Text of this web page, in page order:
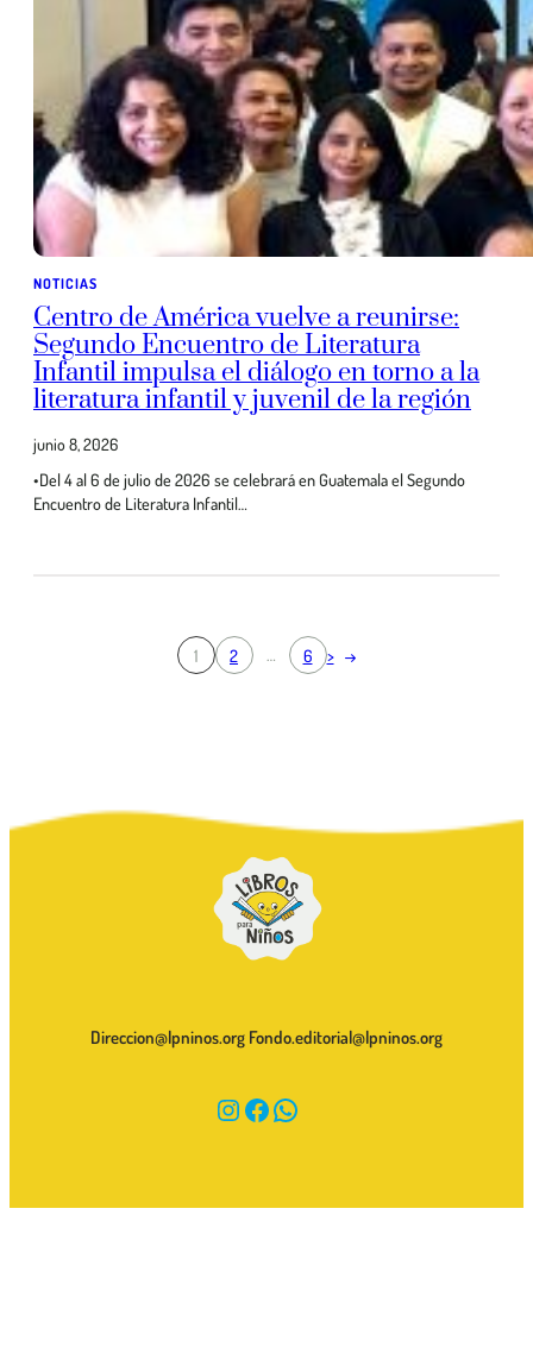
NOTICIAS
Centro de América vuelve a reunirse:
Segundo Encuentro de Literatura
Infantil impulsa el diálogo en torno a la
literatura infantil y juvenil de la región
junio 8, 2026
•Del 4 al 6 de julio de 2026 se celebrará en Guatemala el Segundo
Encuentro de Literatura Infantil…
1 2 6 > →
Direccion@lpninos.org Fondo.editorial@lpninos.org
Instagram Facebook WhatsApp